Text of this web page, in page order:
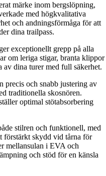
märke inom bergslöpning,
med högkvalitativa
och andningsförmåga för att
dina trailpass.
exceptionellt grepp på alla
om leriga stigar, branta klippor
av dina turer med full säkerhet.
precis och snabb justering av
traditionella skosnören.
optimal stötabsorbering
stilren och funktionell, med
förstärkt skydd vid tårna för
mellansulan i EVA och
och stöd för en känsla